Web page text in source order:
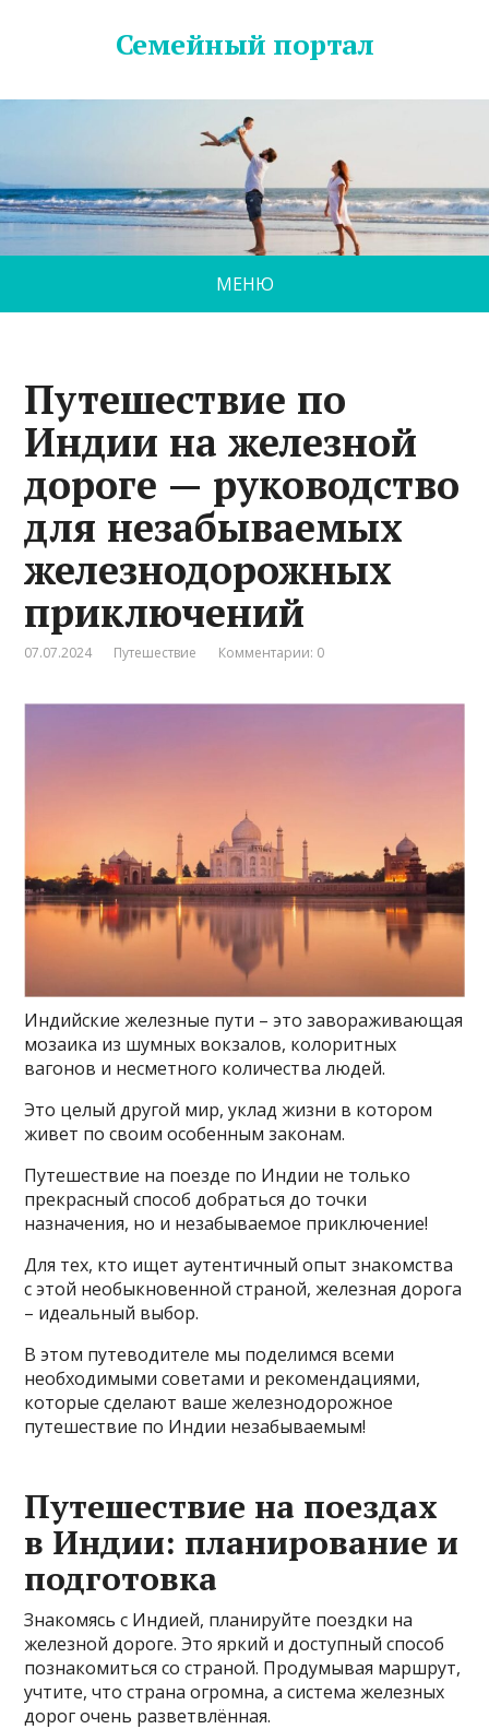
Семейный портал
МЕНЮ
Путешествие по
Индии на железной
дороге — руководство
для незабываемых
железнодорожных
приключений
07.07.2024 Путешествие Комментарии: 0
Индийские железные пути – это завораживающая
мозаика из шумных вокзалов, колоритных
вагонов и несметного количества людей.
Это целый другой мир, уклад жизни в котором
живет по своим особенным законам.
Путешествие на поезде по Индии не только
прекрасный способ добраться до точки
назначения, но и незабываемое приключение!
Для тех, кто ищет аутентичный опыт знакомства
с этой необыкновенной страной, железная дорога
– идеальный выбор.
В этом путеводителе мы поделимся всеми
необходимыми советами и рекомендациями,
которые сделают ваше железнодорожное
путешествие по Индии незабываемым!
Путешествие на поездах
в Индии: планирование и
подготовка
Знакомясь с Индией, планируйте поездки на
железной дороге. Это яркий и доступный способ
познакомиться со страной. Продумывая маршрут,
учтите, что страна огромна, а система железных
дорог очень разветвлённая.